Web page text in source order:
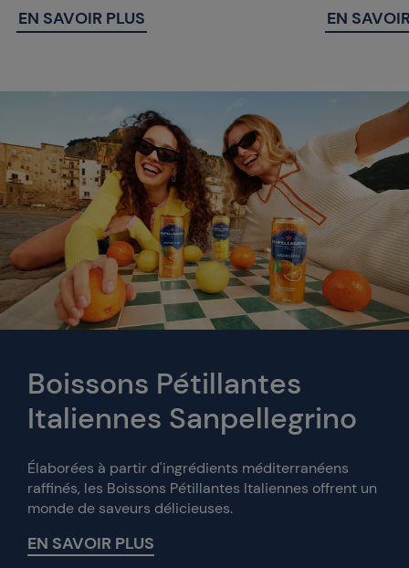
EN SAVOIR PLUS EN
Boissons Pétillantes
Italiennes Sanpellegrino
Élaborées à partir d'ingrédients méditerranéens
raffinés, les Boissons Pétillantes Italiennes offrent un
monde de saveurs délicieuses.
EN SAVOIR PLUS